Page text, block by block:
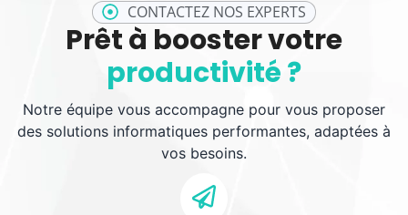
CONTACTEZ NOS EXPERTS
Prêt à booster votre
productivité ?
Notre équipe vous accompagne pour vous proposer
des solutions informatiques performantes, adaptées à
vos besoins.